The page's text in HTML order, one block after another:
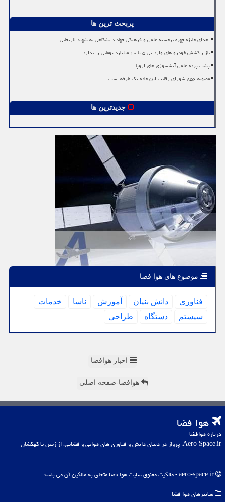
پربحث ترین ها
اهدای جایزه چهره برجسته علمی و فرهنگی جهاد دانشگاهی به شهید لاریجانی
بازار کشش خودرو های وارداتی ۵ تا ۱۰ میلیارد تومانی را ندارد
پشت پرده علمی آتشسوزی های اروپا
مصوبه ۸۵۶ شورای رقابت این جاده یک طرفه است
جدیدترین ها
موضوع های هوا فضا
فناوری دانش بنیان آموزش ناسا
خدمات
سیستم
دستگاه طراحی
اخبار هوافضا
هوافضا-صفحه اصلی
هوا فضا
درباره هوافضا
Aero-Space.ir: پرواز در دنیای دانش و فناوری های هوایی و فضایی، از زمین تا کهکشان
میانبرهای هوا فضا